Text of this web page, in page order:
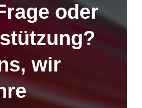
oder
wir